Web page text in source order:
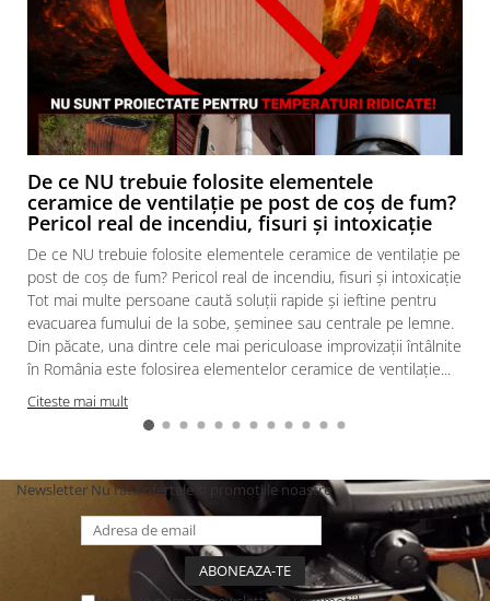
De ce NU trebuie folosite elementele
ceramice de ventilație pe post de coș de fum?
Pericol real de incendiu, fisuri și intoxicație
De ce NU trebuie folosite elementele ceramice de ventilație pe
post de coș de fum? Pericol real de incendiu, fisuri și intoxicație
Tot mai multe persoane caută soluții rapide și ieftine pentru
evacuarea fumului de la sobe, șeminee sau centrale pe lemne.
Din păcate, una dintre cele mai periculoase improvizații întâlnite
în România este folosirea elementelor ceramice de ventilație...
Citeste mai mult
Newsletter Nu rata ofertele si promotiile noastre